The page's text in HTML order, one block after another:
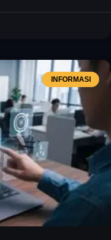
INFORMASI